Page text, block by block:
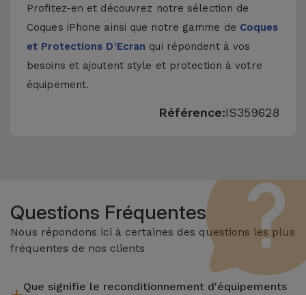
Profitez-en et découvrez notre sélection de
Coques iPhone ainsi que notre gamme de Coques
et Protections D'Ecran qui répondent à vos
besoins et ajoutent style et protection à votre
équipement.
Référence:IS359628
Questions Fréquentes
Nous répondons ici à certaines des questions les plus
fréquentes de nos clients
Que signifie le reconditionnement d'équipements